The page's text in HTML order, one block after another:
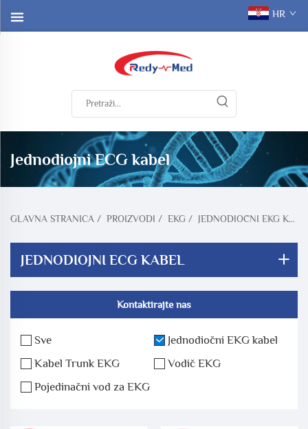
HR
Jednodiojni ECG kabel
GLAVNA STRANICA / PROIZVODI / EKG / JEDNODIOČNI EKG KABEL
JEDNODIOJNI ECG KABEL
Kontaktirajte nas
Sve
Jednodiočni EKG kabel
Kabel Trunk EKG
Vodič EKG
Pojedinačni vod za EKG